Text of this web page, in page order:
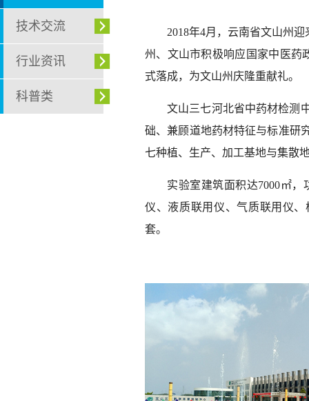
技术交流
行业资讯
科普类
2018年4月，云南省文山州
州、文山市积极响应国家中医药
式落成，为文山州庆隆重献礼。
文山三七河北省中药材检测
础、兼顾道地药材特征与标准研
七种植、生产、加工基地与集散
实验室建筑面积达7000㎡
仪、液质联用仪、气质联用仪
套。